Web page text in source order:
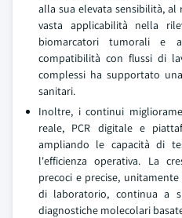
alla sua elevata sensibilità,
vasta applicabilità nella
biomarcatori tumorali e
compatibilità con flussi di
complessi ha supportato
sanitari.
Inoltre, i continui
reale, PCR digitale e
ampliando le capacità di
l'efficienza operativa. La
precoci e precise,
di laboratorio, continua a
diagnostiche molecolari